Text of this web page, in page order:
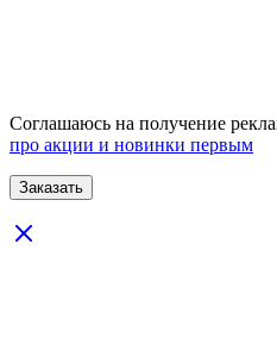
Соглашаюсь на получение
про акции и новинки первым